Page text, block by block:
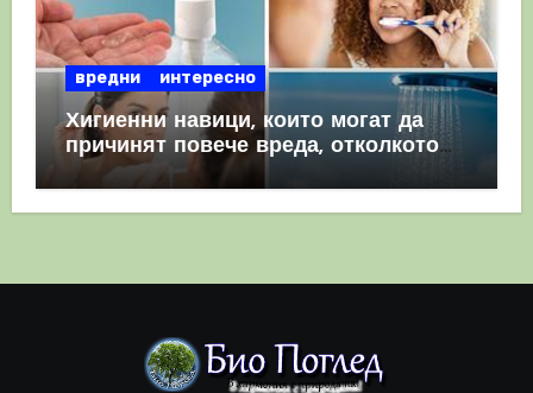
вредни интересно
Хигиенни навици, които могат да
причинят повече вреда, отколкото
полза